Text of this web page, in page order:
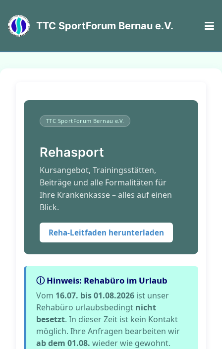
TTC SportForum Bernau e.V.
Rehasport
Kursangebot, Trainingsstätten,
Beiträge und alle Formalitäten für
Ihre Krankenkasse – alles auf einen
Blick.
Reha-Leitfaden herunterladen
ⓘ Hinweis: Rehabüro im Urlaub
Vom 16.07. bis 01.08.2026 ist unser
Rehabüro urlaubsbedingt nicht
besetzt. In dieser Zeit ist kein Kontakt
möglich. Ihre Anfragen bearbeiten wir
ab dem 01.08. wieder wie gewohnt.